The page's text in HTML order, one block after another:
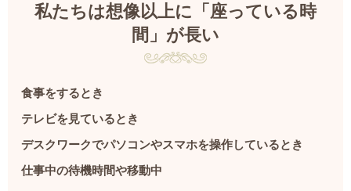
私たちは想像以上に「座っている時
間」が長い
食事をするとき
テレビを見ているとき
デスクワークでパソコンやスマホを操作しているとき
仕事中の待機時間や移動中